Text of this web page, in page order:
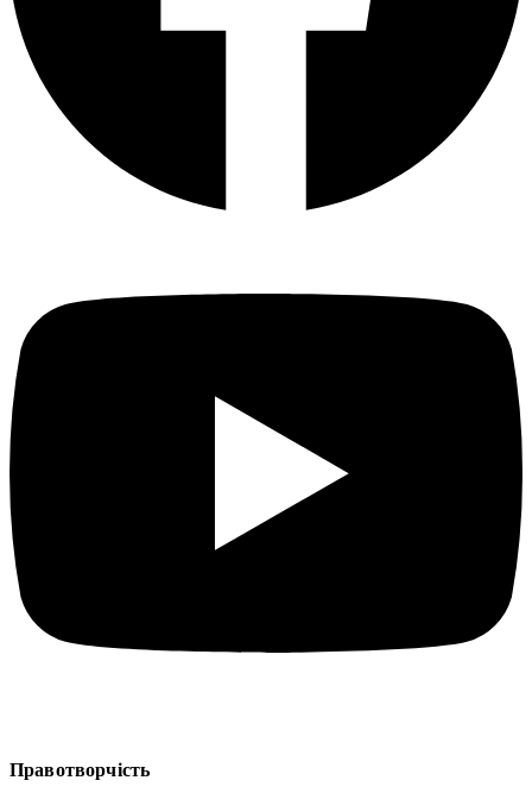
Правотворчість